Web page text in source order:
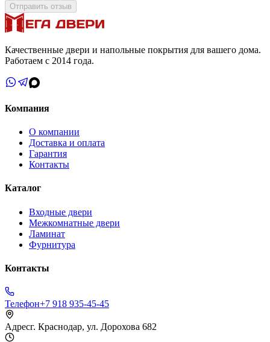
Отправить отзыв
Качественные двери и напольные покрытия для вашего дома.
Работаем с 2014 года.
Компания
О компании
Доставка и оплата
Гарантия
Контакты
Каталог
Входные двери
Межкомнатные двери
Ламинат
Фурнитура
Контакты
Телефон+7 918 935-45-45
Адресг. Краснодар, ул. Дорохова 682